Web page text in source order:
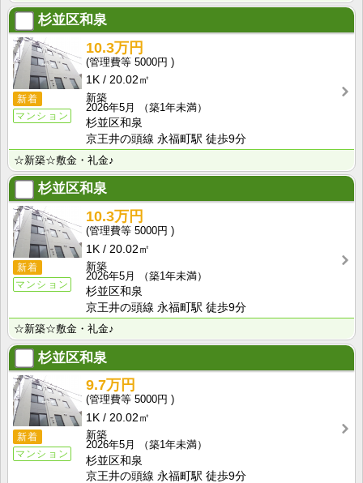
杉並区和泉
新着
マンション
10.3万円
5000円
1K
20.02㎡
新築
2026年5月
（築1年未満）
杉並区和泉
京王井の頭線 永福町駅 徒歩9分
☆新築☆敷金・礼金♪
杉並区和泉
新着
マンション
10.3万円
5000円
1K
20.02㎡
新築
2026年5月
（築1年未満）
杉並区和泉
京王井の頭線 永福町駅 徒歩9分
☆新築☆敷金・礼金♪
杉並区和泉
新着
マンション
9.7万円
5000円
1K
20.02㎡
新築
2026年5月
（築1年未満）
杉並区和泉
京王井の頭線 永福町駅 徒歩9分